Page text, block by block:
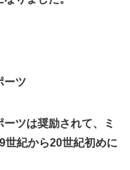
ーツ
ツは奨励されて、ミ
世紀から20世紀初めに